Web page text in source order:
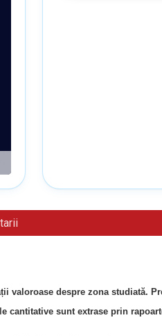
despre zona studiată.
cantitative sunt extrase prin